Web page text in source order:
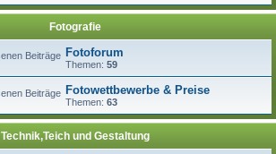
Fotografie
Fotoforum
Themen: 59
Fotowettbewerbe & Preise
Themen: 63
Technik,Teich und Gestaltung